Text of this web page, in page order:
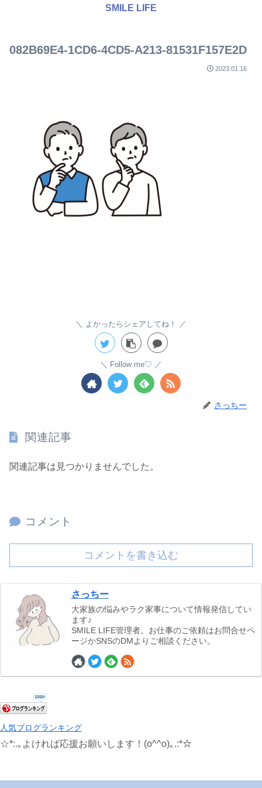
SMILE LIFE
082B69E4-1CD6-4CD5-A213-81531F157E2D
2023.01.16
よかったらシェアしてね！
Follow me♡
さっちー
関連記事
関連記事は見つかりませんでした。
コメント
コメントを書き込む
さっちー
大家族の悩みやラク家事について情報発信してい
ます♪
SMILE LIFE管理者。お仕事のご依頼はお問合せペ
ージかSNSのDMよりご相談ください。
人気ブログランキング
☆*:.｡よければ応援お願いします！(o^^o)｡.:*☆